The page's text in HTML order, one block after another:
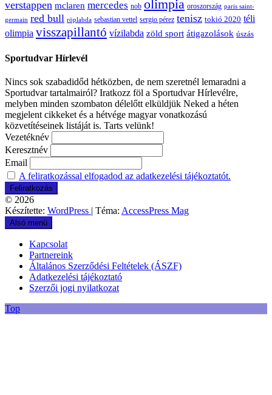
verstappen mclaren mercedes nob olimpia oroszország paris saint-
germain red bull röplabda sebastian vettel sergio pérez tenisz tokió 2020 téli
olimpia visszapillantó vízilabda zöld sport átigazolások úszás
Sportudvar Hírlevél
Nincs sok szabadidőd hétközben, de nem szeretnél lemaradni a
Sportudvar tartalmairól? Iratkozz föl a Sportudvar Hírlevélre,
melyben minden szombaton délelőtt elküldjük Neked a héten
megjelent cikkeket és a hétvége magyar vonatkozású
közvetítéseinek listáját is. Tarts velünk!
Vezetéknév
Keresztnév
Email
A feliratkozással elfogadod az adatkezelési tájékoztatót.
© 2026
Készítette: WordPress | Téma: AccessPress Mag
Alsó menü
Kapcsolat
Partnereink
Általános Szerződési Feltételek (ÁSZF)
Adatkezelési tájékoztató
Szerzői jogi nyilatkozat
Top